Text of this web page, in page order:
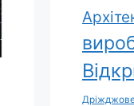
Дріжджове